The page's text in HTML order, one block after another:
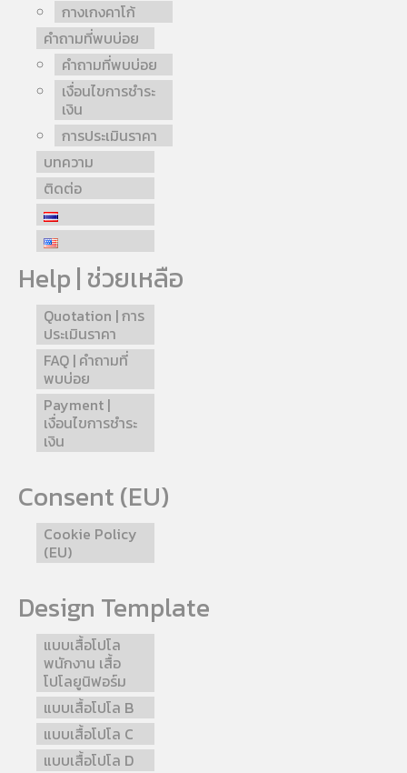
กางเกงคาโก้
คำถามที่พบบ่อย
คำถามที่พบบ่อย
เงื่อนไขการชำระ
เงิน
การประเมินราคา
บทความ
ติดต่อ
Help | ช่วยเหลือ
Quotation | การ
ประเมินราคา
FAQ | คำถามที่
พบบ่อย
Payment |
เงื่อนไขการชำระ
เงิน
Consent (EU)
Cookie Policy
(EU)
Design Template
แบบเสื้อโปโล
พนักงาน เสื้อ
โปโลยูนิฟอร์ม
แบบเสื้อโปโล B
แบบเสื้อโปโล C
แบบเสื้อโปโล D